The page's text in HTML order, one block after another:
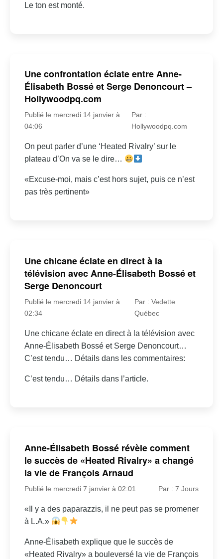
Le ton est monté.
Une confrontation éclate entre Anne-
Élisabeth Bossé et Serge Denoncourt –
Hollywoodpq.com
Publié le mercredi 14 janvier à
04:06
Par :
Hollywoodpq.com
On peut parler d’une ‘Heated Rivalry’ sur le
plateau d’On va se le dire…
«Excuse-moi, mais c’est hors sujet, puis ce n’est
pas très pertinent»
Une chicane éclate en direct à la
télévision avec Anne-Élisabeth Bossé et
Serge Denoncourt
Publié le mercredi 14 janvier à
02:34
Par : Vedette
Québec
Une chicane éclate en direct à la télévision avec
Anne-Élisabeth Bossé et Serge Denoncourt…
C’est tendu… Détails dans les commentaires:
C’est tendu… Détails dans l’article.
Anne-Élisabeth Bossé révèle comment
le succès de «Heated Rivalry» a changé
la vie de François Arnaud
Publié le mercredi 7 janvier à 02:01 Par : 7 Jours
«Il y a des paparazzis, il ne peut pas se promener
à L.A.»
Anne-Élisabeth explique que le succès de
«Heated Rivalry» a bouleversé la vie de François